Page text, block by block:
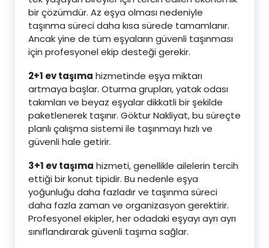
bir çözümdür. Az eşya olması nedeniyle
taşınma süreci daha kısa sürede tamamlanır.
Ancak yine de tüm eşyaların güvenli taşınması
için profesyonel ekip desteği gerekir.
2+1 ev taşıma hizmetinde eşya miktarı
artmaya başlar. Oturma grupları, yatak odası
takımları ve beyaz eşyalar dikkatli bir şekilde
paketlenerek taşınır. Göktur Nakliyat, bu süreçte
planlı çalışma sistemi ile taşınmayı hızlı ve
güvenli hale getirir.
3+1 ev taşıma hizmeti, genellikle ailelerin tercih
ettiği bir konut tipidir. Bu nedenle eşya
yoğunluğu daha fazladır ve taşınma süreci
daha fazla zaman ve organizasyon gerektirir.
Profesyonel ekipler, her odadaki eşyayı ayrı ayrı
sınıflandırarak güvenli taşıma sağlar.